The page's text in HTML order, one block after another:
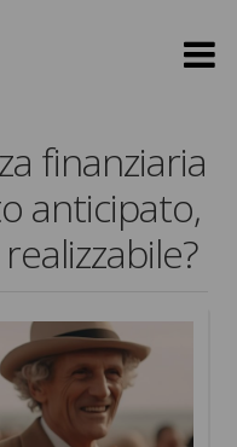
finanziaria
anticipato,